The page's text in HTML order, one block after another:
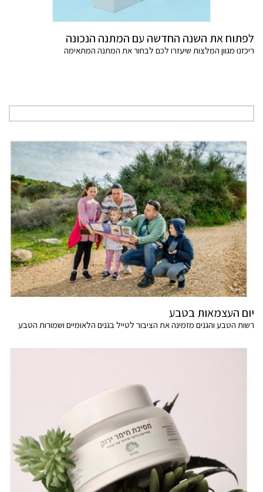
לפתוח את השנה החדשה עם המתנה הנכונה
ריכזנו מגוון המלצות שיעזרו לכם לבחור את המתנה המתאימה
יום העצמאות בטבע
רשות הטבע והגנים מזמינה את הציבור לטייל בגנים הלאומיים ושמורות הטבע